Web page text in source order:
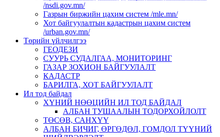
/nsdi.gov.mn/
Газрын биржийн цахим систем /mle.mn/
Хот байгуулалтын кадастрын цахим систем
/urban.gov.mn/
Төрийн үйлчилгээ
ГЕОДЕЗИ
СУУРЬ СУДАЛГАА, МОНИТОРИНГ
ГАЗАР ЗОХИОН БАЙГУУЛАЛТ
КАДАСТР
БАРИЛГА, ХОТ БАЙГУУЛАЛТ
Ил тод байдал
ХҮНИЙ НӨӨЦИЙН ИЛ ТОД БАЙДАЛ
АЛБАН ТУШААЛЫН ТОДОРХОЙЛОЛТ
ТӨСӨВ, САНХҮҮ
АЛБАН БИЧИГ, ӨРГӨДӨЛ, ГОМДОЛ ТҮҮНИЙ